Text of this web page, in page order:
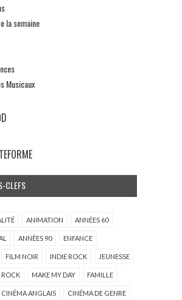
la semaine
Musicaux
CLEFS
ANIMATION ANNÉES 60
ANNÉES 90 ENFANCE
FILM NOIR INDIE ROCK JEUNESSE
ROCK MAKE MY DAY FAMILLE
CINÉMA ANGLAIS CINÉMA DE GENRE